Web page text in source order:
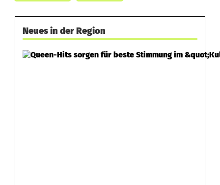
Neues in der Region